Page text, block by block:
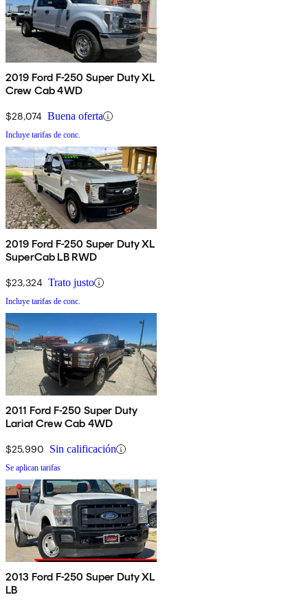
2019 Ford F-250 Super Duty XL
Crew Cab 4WD
$28,074 Buena oferta
Incluye tarifas de conc.
2019 Ford F-250 Super Duty XL
SuperCab LB RWD
$23,324 Trato justo
Incluye tarifas de conc.
2011 Ford F-250 Super Duty
Lariat Crew Cab 4WD
$25,990 Sin calificación
Se aplican tarifas
2013 Ford F-250 Super Duty XL
LB